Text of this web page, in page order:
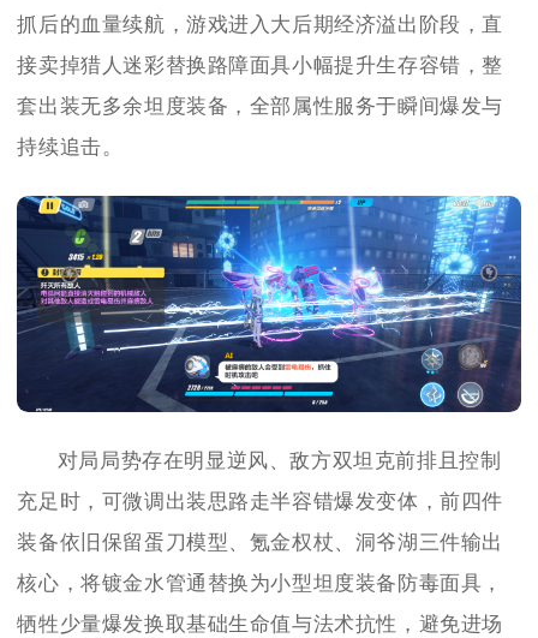
抓后的血量续航，游戏进入大后期经济溢出阶段，直
接卖掉猎人迷彩替换路障面具小幅提升生存容错，整
套出装无多余坦度装备，全部属性服务于瞬间爆发与
持续追击。
对局局势存在明显逆风、敌方双坦克前排且控制
充足时，可微调出装思路走半容错爆发变体，前四件
装备依旧保留蛋刀模型、氪金权杖、洞爷湖三件输出
核心，将镀金水管通替换为小型坦度装备防毒面具，
牺牲少量爆发换取基础生命值与法术抗性，避免进场